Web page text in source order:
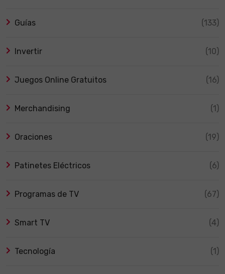
Guías (133)
Invertir (10)
Juegos Online Gratuitos (16)
Merchandising (1)
Oraciones (19)
Patinetes Eléctricos (6)
Programas de TV (67)
Smart TV (4)
Tecnología (1)